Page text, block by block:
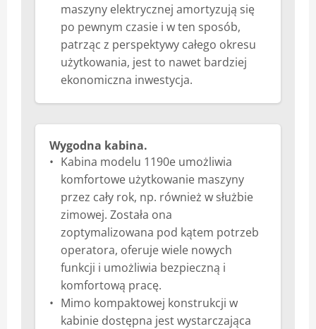
maszyny elektrycznej amortyzują się
po pewnym czasie i w ten sposób,
patrząc z perspektywy całego okresu
użytkowania, jest to nawet bardziej
ekonomiczna inwestycja.
Wygodna kabina.
Kabina modelu 1190e umożliwia
komfortowe użytkowanie maszyny
przez cały rok, np. również w służbie
zimowej. Została ona
zoptymalizowana pod kątem potrzeb
operatora, oferuje wiele nowych
funkcji i umożliwia bezpieczną i
komfortową pracę.
Mimo kompaktowej konstrukcji w
kabinie dostępna jest wystarczająca